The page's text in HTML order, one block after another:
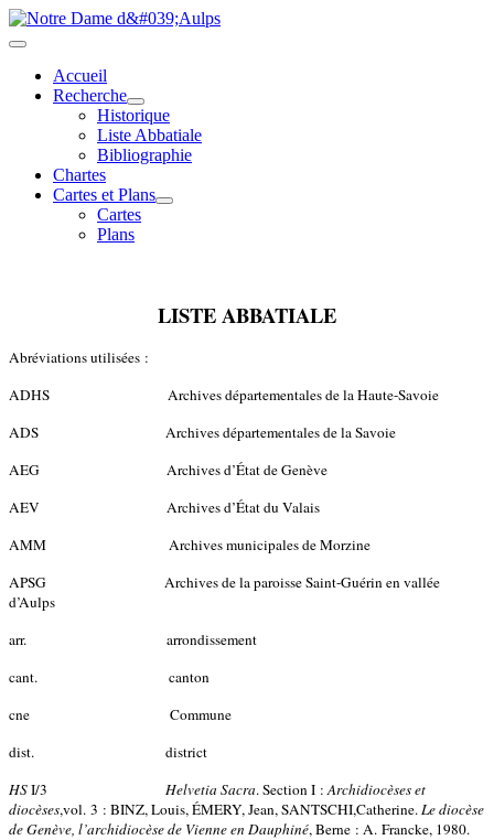
Accueil
Recherche
Historique
Liste Abbatiale
Bibliographie
Chartes
Cartes et Plans
Cartes
Plans
LISTE ABBATIALE
Abréviations utilisées :
ADHS Archives départementales de la Haute-Savoie
ADS Archives départementales de la Savoie
AEG Archives d’État de Genève
AEV Archives d’État du Valais
AMM Archives municipales de Morzine
APSG Archives de la paroisse Saint-Guérin en vallée
d’Aulps
arr. arrondissement
cant. canton
cne Commune
dist. district
HSI/3 Helvetia Sacra. Section I :Archidiocèses et
diocèses,vol. 3 : BINZ, Louis, ÉMERY, Jean, SANTSCHI,Catherine.Le diocèse
de Genève, l’archidiocèse de Vienne en Dauphiné, Berne : A. Francke, 1980.